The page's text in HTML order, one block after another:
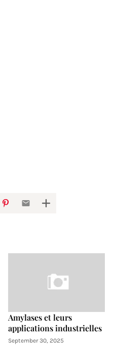
Amylases et leurs
applications industrielles
September 30, 2025